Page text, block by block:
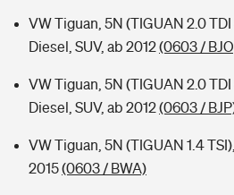
VW Tiguan, 5N (TIGUAN 2.0
Diesel, SUV, ab 2012(0603 /
VW Tiguan, 5N (TIGUAN 2.0
Diesel, SUV, ab 2012(0603 /
VW Tiguan, 5N (TIGUAN 1.4
2015(0603 / BWA)